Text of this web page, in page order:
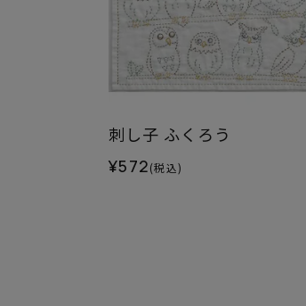
刺し子 ふくろう
¥572(税込)